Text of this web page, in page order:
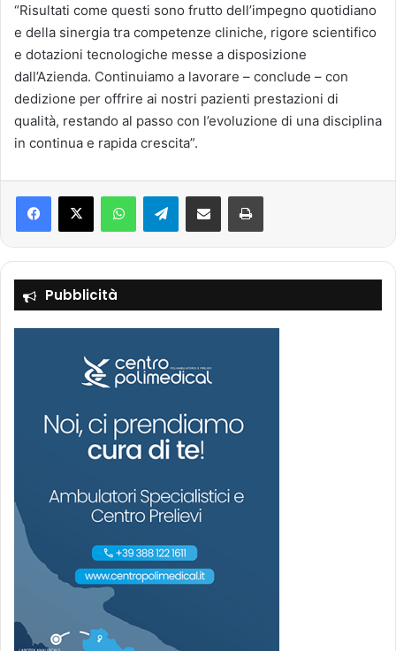
“Risultati come questi sono frutto dell’impegno quotidiano
e della sinergia tra competenze cliniche, rigore scientifico
e dotazioni tecnologiche messe a disposizione
dall’Azienda. Continuiamo a lavorare – conclude – con
dedizione per offrire ai nostri pazienti prestazioni di
qualità, restando al passo con l’evoluzione di una disciplina
in continua e rapida crescita”.
Telegram
Pubblicità